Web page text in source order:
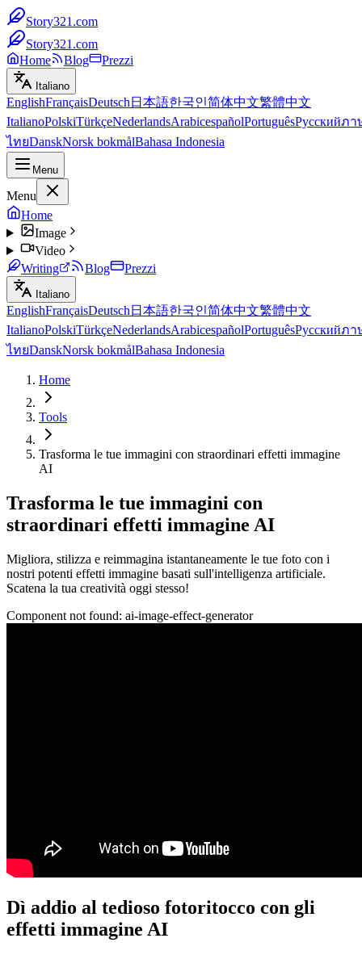
Story321.com
Story321.com
Home
Blog Prezzi
Italiano
EnglishFrançaisDeutsch 日本語한국인简体中文繁體中文
ItalianoPolskiTürkçeNederlandsArabicespañolPortuguêsРусскийภา
ไทยDanskNorsk bokmålBahasa Indonesia
Menu
Menu
Home
Image
Video
Writing
Blog Prezzi
Italiano
EnglishFrançaisDeutsch 日本語한국인简体中文繁體中文
ItalianoPolskiTürkçeNederlandsArabicespañolPortuguêsРусскийภา
ไทยDanskNorsk bokmålBahasa Indonesia
Home
Tools
Trasforma le tue immagini con straordinari effetti immagine
AI
Trasforma le tue immagini con
straordinari effetti immagine AI
Migliora, stilizza e reimmagina istantaneamente le tue foto con i
nostri potenti effetti immagine basati sull'intelligenza artificiale.
Scatena la tua creatività oggi stesso!
Component not found: ai-image-effect-generator
Dì addio al tedioso fotoritocco con gli
effetti immagine AI